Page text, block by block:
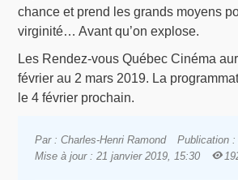
chance et prend les grands moyens
virginité… Avant qu’on explose.
Les Rendez-vous Québec Cinéma
février au 2 mars 2019. La
le 4 février prochain.
Par : Charles-Henri Ramond
Publication :
Mise à jour : 21 janvier 2019, 15:30